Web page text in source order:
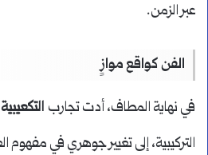
عبر الزمن.
الفن كواقع موازٍ
في نهاية المطاف، أدت تجارب التكعيبية
التركيبية، إلى تغيير جوهري في مفهوم